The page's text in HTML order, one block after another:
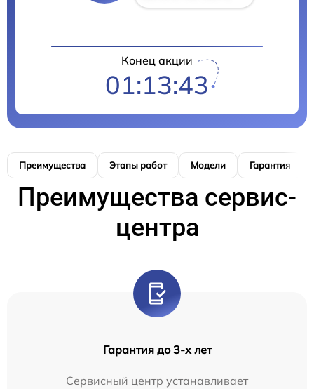
Конец акции
01:13:42
Преимущества Этапы работ Модели Гарантия
Преимущества сервис-
центра
Гарантия до 3-х лет
Сервисный центр устанавливает